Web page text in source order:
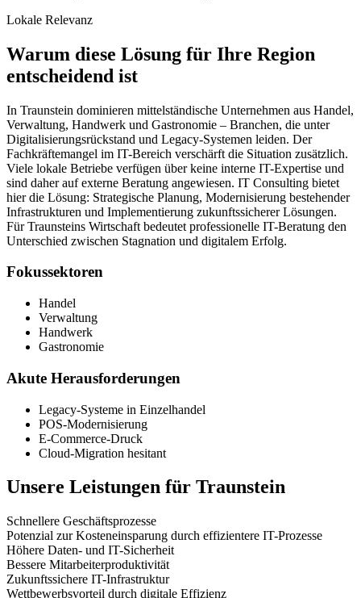
Lokale Relevanz
Warum diese Lösung für Ihre Region
entscheidend ist
In Traunstein dominieren mittelständische Unternehmen aus Handel,
Verwaltung, Handwerk und Gastronomie – Branchen, die unter
Digitalisierungsrückstand und Legacy-Systemen leiden. Der
Fachkräftemangel im IT-Bereich verschärft die Situation zusätzlich.
Viele lokale Betriebe verfügen über keine interne IT-Expertise und
sind daher auf externe Beratung angewiesen. IT Consulting bietet
hier die Lösung: Strategische Planung, Modernisierung bestehender
Infrastrukturen und Implementierung zukunftssicherer Lösungen.
Für Traunsteins Wirtschaft bedeutet professionelle IT-Beratung den
Unterschied zwischen Stagnation und digitalem Erfolg.
Fokussektoren
Handel
Verwaltung
Handwerk
Gastronomie
Akute Herausforderungen
Legacy-Systeme in Einzelhandel
POS-Modernisierung
E-Commerce-Druck
Cloud-Migration hesitant
Unsere Leistungen für Traunstein
Schnellere Geschäftsprozesse
Potenzial zur Kosteneinsparung durch effizientere IT-Prozesse
Höhere Daten- und IT-Sicherheit
Bessere Mitarbeiterproduktivität
Zukunftssichere IT-Infrastruktur
Wettbewerbsvorteil durch digitale Effizienz